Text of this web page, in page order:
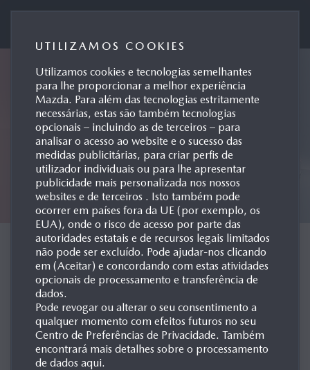
CONCEPT CARS
MAZDA HAZUMI
UTILIZAMOS COOKIES
Utilizamos cookies e tecnologias semelhantes
para lhe proporcionar a melhor experiência
Mazda. Para além das tecnologias estritamente
necessárias, estas são também tecnologias
opcionais – incluindo as de terceiros – para
analisar o acesso ao website e o sucesso das
medidas publicitárias, para criar perfis de
utilizador individuais ou para lhe apresentar
publicidade mais personalizada nos nossos
websites e de terceiros . Isto também pode
ocorrer em países fora da UE (por exemplo, os
EUA), onde o risco de acesso por parte das
autoridades estatais e de recursos legais limitados
não pode ser excluído. Pode ajudar-nos clicando
em (Aceitar) e concordando com estas atividades
opcionais de processamento e transferência de
dados.
Pode revogar ou alterar o seu consentimento a
qualquer momento com efeitos futuros no seu
Centro de Preferências de Privacidade. Também
encontrará mais detalhes sobre o processamento
de dados aqui.